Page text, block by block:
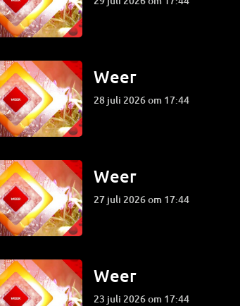
Weer
28 juli 2026 om 17:44
Weer
27 juli 2026 om 17:44
Weer
23 juli 2026 om 17:44